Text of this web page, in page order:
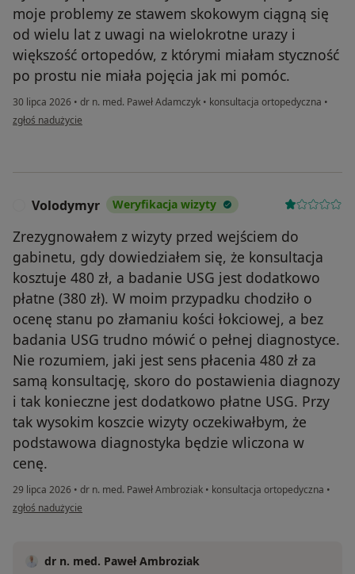
moje problemy ze stawem skokowym ciągną się
od wielu lat z uwagi na wielokrotne urazy i
większość ortopedów, z którymi miałam styczność
po prostu nie miała pojęcia jak mi pomóc.
30 lipca 2026 • dr n. med. Paweł Adamczyk • konsultacja ortopedyczna •
w opinii użytkownika Anna P
zgłoś nadużycie
Volodymyr Weryfikacja wizyty
Zrezygnowałem z wizyty przed wejściem do
gabinetu, gdy dowiedziałem się, że konsultacja
kosztuje 480 zł, a badanie USG jest dodatkowo
płatne (380 zł). W moim przypadku chodziło o
ocenę stanu po złamaniu kości łokciowej, a bez
badania USG trudno mówić o pełnej diagnostyce.
Nie rozumiem, jaki jest sens płacenia 480 zł za
samą konsultację, skoro do postawienia diagnozy
i tak konieczne jest dodatkowo płatne USG. Przy
tak wysokim koszcie wizyty oczekiwałbym, że
podstawowa diagnostyka będzie wliczona w
cenę.
29 lipca 2026 • dr n. med. Paweł Ambroziak • konsultacja ortopedyczna •
w opinii użytkownika Volodymyr
zgłoś nadużycie
dr n. med. Paweł Ambroziak